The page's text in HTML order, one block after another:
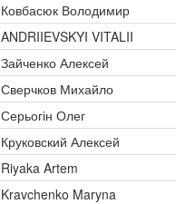
Ковбасюк Володимир
ANDRIIEVSKYI VITALII
Зайченко Алексей
Сверчков Михайло
Серьогін Олег
Круковский Алексей
Riyaka Artem
Kravchenko Maryna